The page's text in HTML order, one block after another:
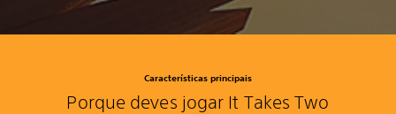
Características principais
Porque deves jogar It Takes Two